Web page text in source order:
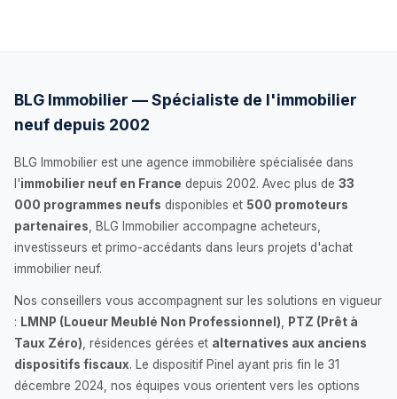
BLG Immobilier — Spécialiste de l'immobilier
neuf depuis 2002
BLG Immobilier est une agence immobilière spécialisée dans
l'immobilier neuf en France depuis 2002. Avec plus de 33
000 programmes neufs disponibles et 500 promoteurs
partenaires , BLG Immobilier accompagne acheteurs,
investisseurs et primo-accédants dans leurs projets d'achat
immobilier neuf.
Nos conseillers vous accompagnent sur les solutions en vigueur
: LMNP (Loueur Meublé Non Professionnel)
PTZ (Prêt à
Taux Zéro) , résidences gérées et alternatives aux anciens
dispositifs fiscaux. Le dispositif Pinel ayant pris fin le 31
décembre 2024, nos équipes vous orientent vers les options